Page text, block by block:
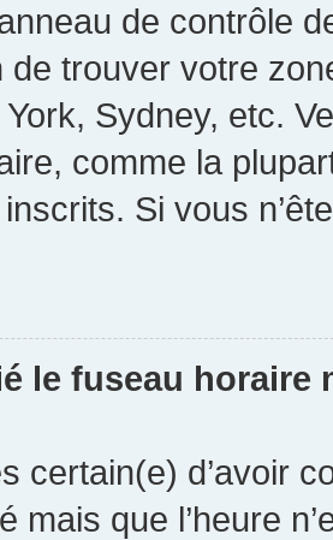
de contrôle
de trouver votre
Sydney, etc.
comme la
Si vous
le fuseau horaire
certain(e) d’avoir
mais que l’heure